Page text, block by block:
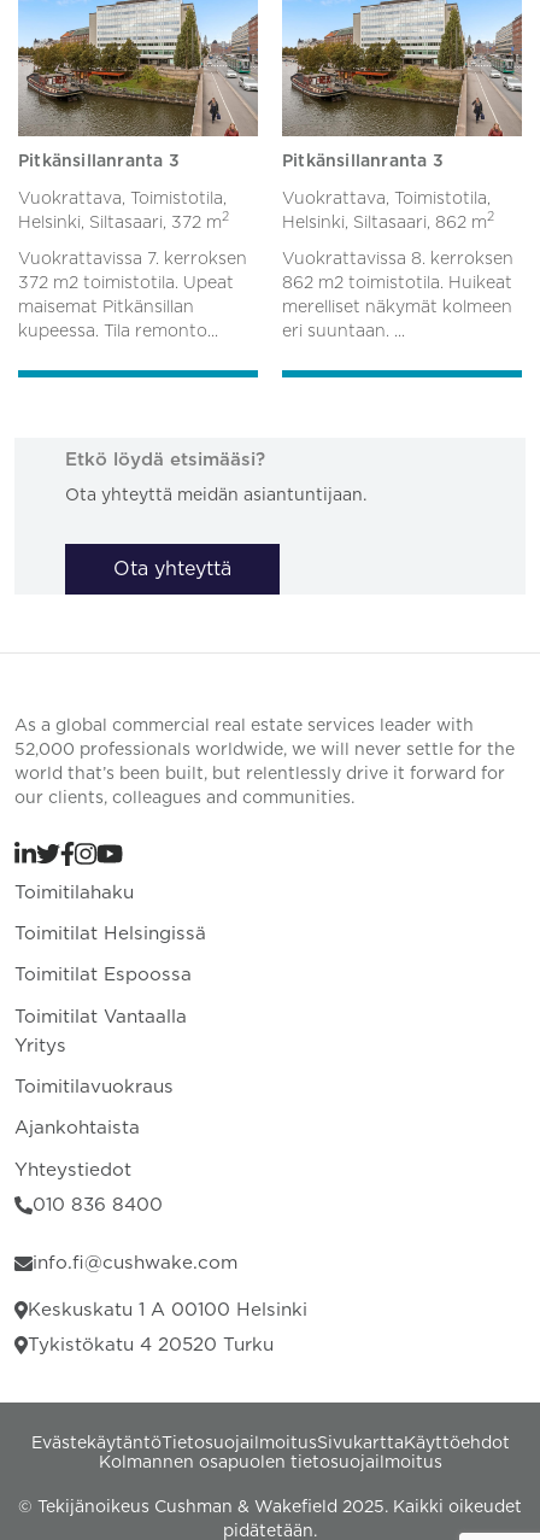
Pitkänsillanranta 3
Vuokrattava, Toimistotila,
Helsinki, Siltasaari, 372 m2
Vuokrattavissa 7. kerroksen
372 m2 toimistotila. Upeat
maisemat Pitkänsillan
kupeessa. Tila remonto...
Pitkänsillanranta 3
Vuokrattava, Toimistotila,
Helsinki, Siltasaari, 862 m2
Vuokrattavissa 8. kerroksen
862 m2 toimistotila. Huikeat
merelliset näkymät kolmeen
eri suuntaan. ...
Etkö löydä etsimääsi?
Ota yhteyttä meidän asiantuntijaan.
Ota yhteyttä
As a global commercial real estate services leader with
52,000 professionals worldwide, we will never settle for the
world that’s been built, but relentlessly drive it forward for
our clients, colleagues and communities.
Toimitilahaku
Toimitilat Helsingissä
Toimitilat Espoossa
Toimitilat Vantaalla
Yritys
Toimitilavuokraus
Ajankohtaista
Yhteystiedot
010 836 8400
info.fi@cushwake.com
Keskuskatu 1 A 00100 Helsinki
Tykistökatu 4 20520 Turku
EvästekäytäntöTietosuojailmoitusSivukartta Käyttöehdot
Kolmannen osapuolen tietosuojailmoitus
© Tekijänoikeus Cushman & Wakefield 2025. Kaikki oikeudet
pidätetään.